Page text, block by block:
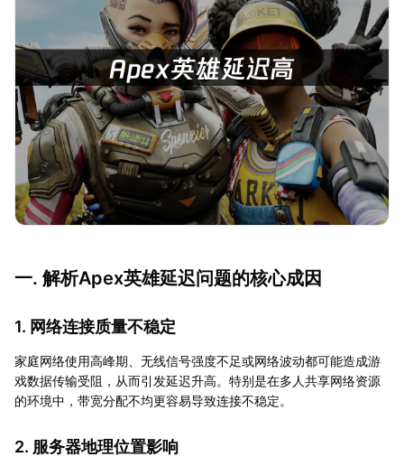
一. 解析Apex英雄延迟问题的核心成因
1. 网络连接质量不稳定
家庭网络使用高峰期、无线信号强度不足或网络波动都可能造成游
戏数据传输受阻，从而引发延迟升高。特别是在多人共享网络资源
的环境中，带宽分配不均更容易导致连接不稳定。
2. 服务器地理位置影响